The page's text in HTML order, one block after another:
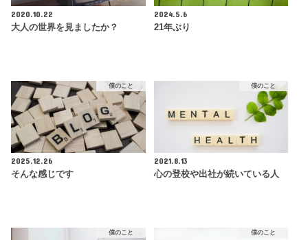
2020.10.22
大人の世界を見ましたか？
2024.5.6
21年ぶり
僕のこと
2025.12.26
そんな感じです
僕のこと
2021.8.13
心の登校や出社が続いている人
僕のこと 僕のこと